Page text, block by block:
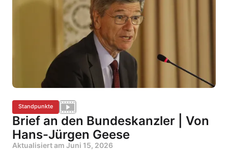
Standpunkte
Brief an den Bundeskanzler | Von
Hans-Jürgen Geese
Aktualisiert am Juni 15, 2026